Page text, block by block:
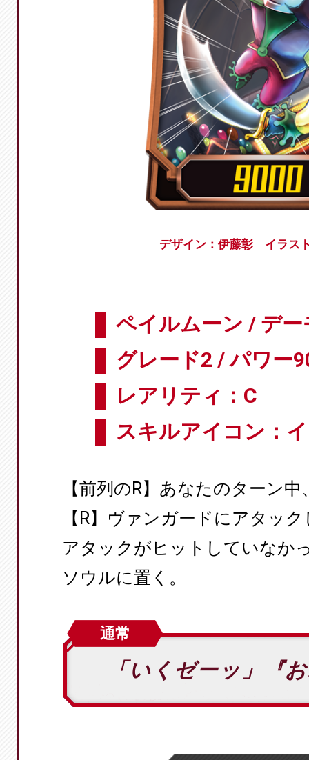
デザイン：伊藤彰 イラス
ペイルムーン / デー
グレード2 / パワー
レアリティ：C
スキルアイコン：
【前列のR】あなたのターン
【R】ヴァンガードにアタッ
アタックがヒットしていなか
ソウルに置く。
通常
「いくゼーッ」『